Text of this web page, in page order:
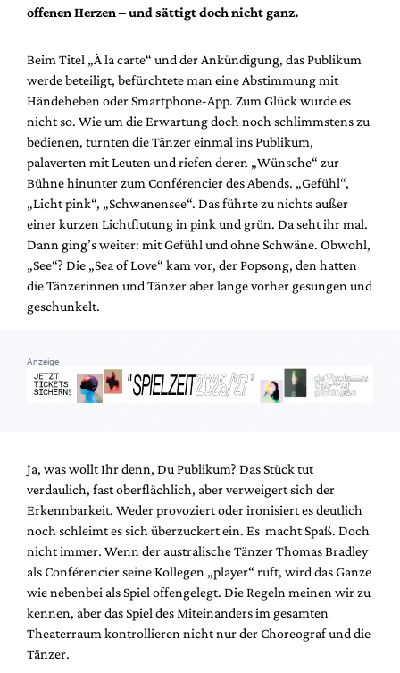
Service
Shop / Abo
Newsletter
Redaktion
Autor:innen
Partner
Mediadaten
Suche
offenen Herzen – und sättigt doch nicht ganz.
Beim Titel „À la carte“ und der Ankündigung, das Publikum
werde beteiligt, befürchtete man eine Abstimmung mit
Händeheben oder Smartphone-App. Zum Glück wurde es
nicht so. Wie um die Erwartung doch noch schlimmstens zu
bedienen, turnten die Tänzer einmal ins Publikum,
palaverten mit Leuten und riefen deren „Wünsche“ zur
Bühne hinunter zum Conférencier des Abends. „Gefühl“,
„Licht pink“, „Schwanensee“. Das führte zu nichts außer
einer kurzen Lichtflutung in pink und grün. Da seht ihr mal.
Dann ging’s weiter: mit Gefühl und ohne Schwäne. Obwohl,
„See“? Die „Sea of Love“ kam vor, der Popsong, den hatten
die Tänzerinnen und Tänzer aber lange vorher gesungen und
geschunkelt.
Anzeige
Ja, was wollt Ihr denn, Du Publikum? Das Stück tut
verdaulich, fast oberflächlich, aber verweigert sich der
Erkennbarkeit. Weder provoziert oder ironisiert es deutlich
noch schleimt es sich überzuckert ein. Es macht Spaß. Doch
nicht immer. Wenn der australische Tänzer Thomas Bradley
als Conférencier seine Kollegen „player“ ruft, wird das Ganze
wie nebenbei als Spiel offengelegt. Die Regeln meinen wir zu
kennen, aber das Spiel des Miteinanders im gesamten
Theaterraum kontrollieren nicht nur der Choreograf und die
Tänzer.